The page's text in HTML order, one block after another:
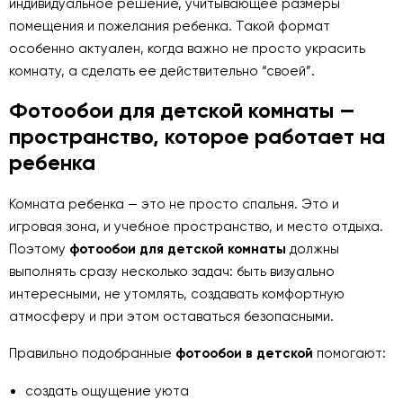
индивидуальное решение, учитывающее размеры
помещения и пожелания ребенка. Такой формат
особенно актуален, когда важно не просто украсить
комнату, а сделать ее действительно “своей”.
Фотообои для детской комнаты —
пространство, которое работает на
ребенка
Комната ребенка — это не просто спальня. Это и
игровая зона, и учебное пространство, и место отдыха.
Поэтому фотообои для детской комнаты должны
выполнять сразу несколько задач: быть визуально
интересными, не утомлять, создавать комфортную
атмосферу и при этом оставаться безопасными.
Правильно подобранные фотообои в детской помогают:
создать ощущение уюта